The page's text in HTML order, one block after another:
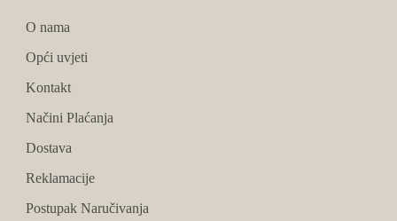
O nama
Opći uvjeti
Kontakt
Načini Plaćanja
Dostava
Reklamacije
Postupak Naručivanja